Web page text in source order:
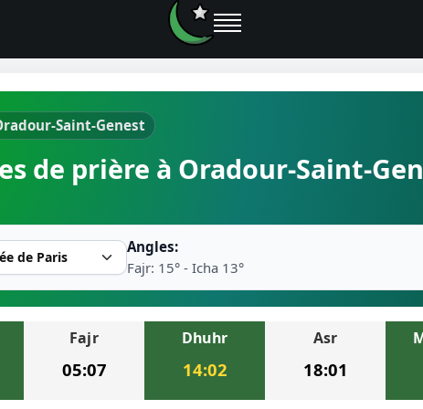
prières
près de moi
la prière
Saint-Genest
de prière à Oradour-Saint-
Angles:
Fajr: 15° - Icha 13°
Fajr
05:07
Dhuhr
14:02
Asr
18:01